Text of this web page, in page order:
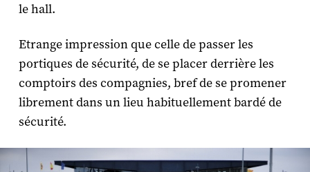
le hall.
Etrange impression que celle de passer les
portiques de sécurité, de se placer derrière les
comptoirs des compagnies, bref de se promener
librement dans un lieu habituellement bardé de
sécurité.